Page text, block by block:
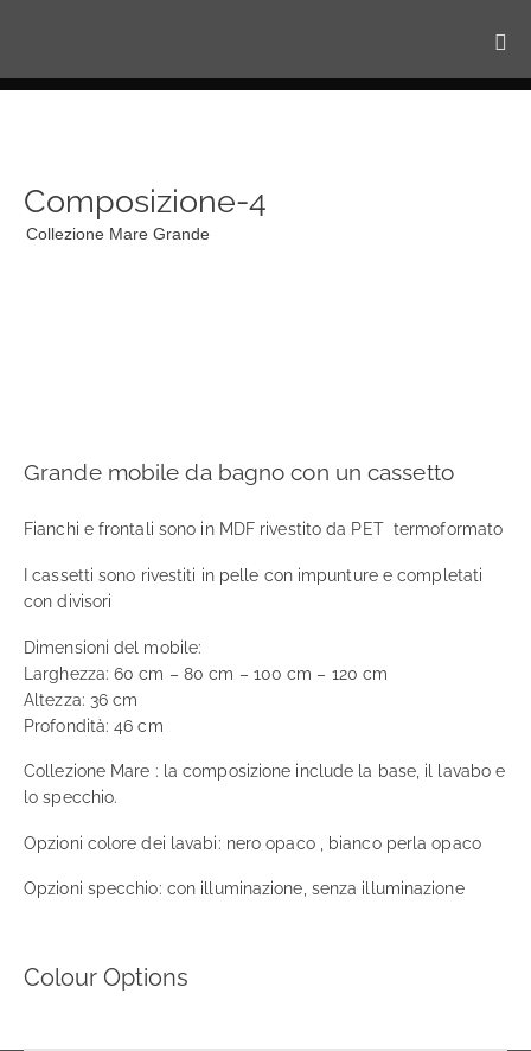
Composizione-4
Collezione Mare Grande
Grande mobile da bagno con un cassetto
Fianchi e frontali sono in MDF rivestito da PET termoformato
I cassetti sono rivestiti in pelle con impunture e completati
con divisori
Dimensioni del mobile:
Larghezza: 60 cm – 80 cm – 100 cm – 120 cm
Altezza: 36 cm
Profondità: 46 cm
Collezione Mare : la composizione include la base, il lavabo e
lo specchio.
Opzioni colore dei lavabi: nero opaco , bianco perla opaco
Opzioni specchio: con illuminazione, senza illuminazione
Colour Options